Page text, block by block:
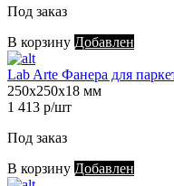
Под заказ
В корзину Добавлен
Lab Arte Фанера для
250х250х18 мм
1 413 р/шт
Под заказ
В корзину Добавлен